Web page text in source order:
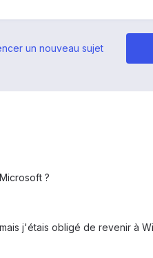
un nouveau sujet
?
j'étais obligé de revenir à